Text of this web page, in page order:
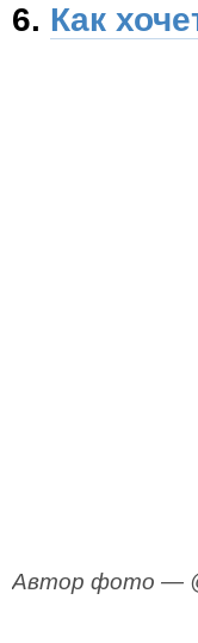
6. Как
Автор фото —